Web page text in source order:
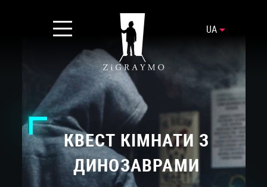
UA
КВЕСТ КІМНАТИ З
ДИНОЗАВРАМИ